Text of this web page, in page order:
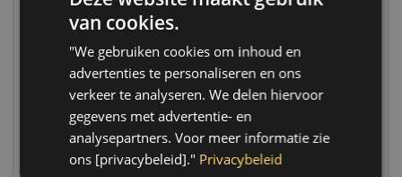
Metallic Grijs (951077) -
Op voorraad
Indien voorradig, verzending
binnen 2 a 3 werkdagen.
Boven de 50,- gratis
Metallic Grijs (955525) -
Op voorraad
binnen 2 a 3 werkdagen.
Boven de 50,- gratis
€8,35
van cookies.
"We gebruiken cookies om inhoud en
advertenties te personaliseren en ons
verkeer te analyseren. We delen hiervoor
gegevens met advertentie- en
analysepartners. Voor meer informatie zie
ons [privacybeleid]." Privacybeleid